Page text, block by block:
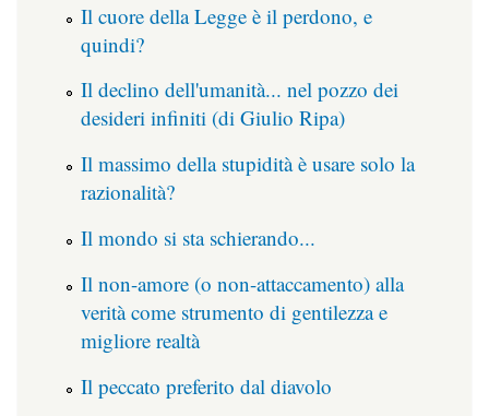
Il cuore della Legge è il perdono, e
quindi?
Il declino dell'umanità... nel pozzo dei
desideri infiniti (di Giulio Ripa)
Il massimo della stupidità è usare solo la
razionalità?
Il mondo si sta schierando...
Il non-amore (o non-attaccamento) alla
verità come strumento di gentilezza e
migliore realtà
Il peccato preferito dal diavolo